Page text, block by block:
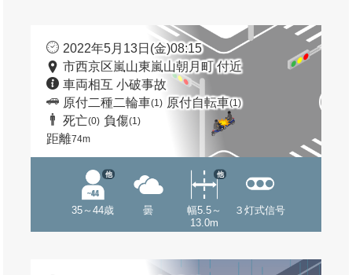
2022年5月13日(金)08:15
市西京区嵐山東嵐山朝月町 付近
車両相互 小破事故
原付二種二輪車(1) 原付自転車(1)
死亡(0) 負傷(1)
距離74m
35～44歳
他
曇
幅5.5～
13.0m
他
３灯式信号